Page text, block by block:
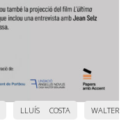
LLUÍS COSTA
WALTER